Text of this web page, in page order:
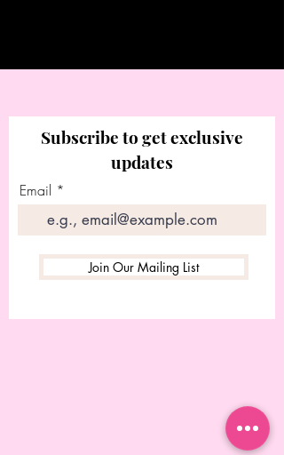
Subscribe to get exclusive
updates
Email
Join Our Mailing List